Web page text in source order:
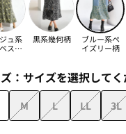
ュ系
スク
黒系幾何柄
ブルー系ペ
イズリー柄
： サイズを選択して
M L LL 3L